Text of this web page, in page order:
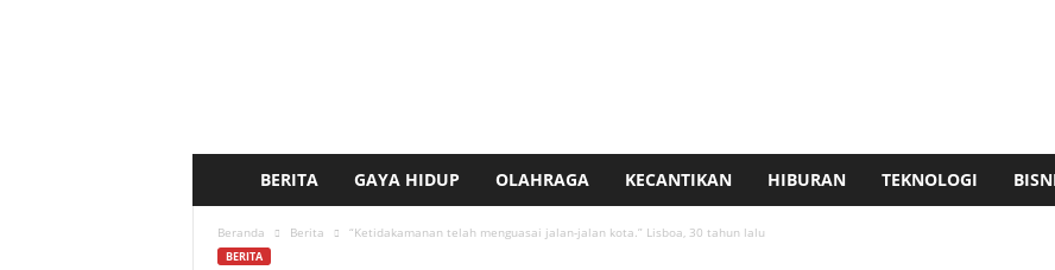
e
BERITA GAYA HIDUP OLAHRAGA KECANTIKAN HIBURAN TEKNOLOGI
Beranda Berita “Ketidakamanan telah menguasai jalan-jalan kota.” Lisboa, 30 tahun lalu
BERITA